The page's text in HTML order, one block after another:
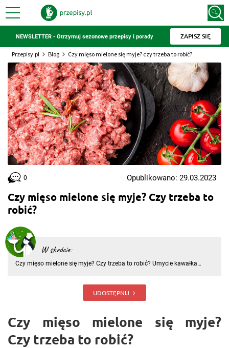
NEWSLETTER - Otrzymuj sezonowe przepisy i porady ZAPISZ SIĘ
Przepisy.pl Blog Czy mięso mielone się myje? czy trzeba to robić?
Czy mięso mielone się myje? Czy trzeba to
robić?
W skrócie:
Czy mięso mielone się myje? Czy trzeba to robić? Umycie kawałka
lub pieczeń powinno się postępować tak samo, jak z gulas
UDOSTĘPNIJ
0 Opublikowano: 29.03.2023
Czy mięso mielone się myje?
Czy trzeba to robić?